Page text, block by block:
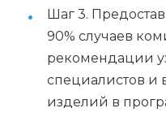
Шаг 3.
90% случаев
рекомендации
специалистов и
изделий в